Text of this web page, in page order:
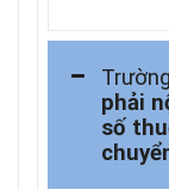
phải
số